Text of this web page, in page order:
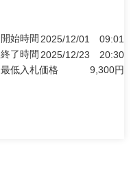
開始時間 2025/12/01
09:01
終了時間 2025/12/23
20:30
最低入札価格
9,300円